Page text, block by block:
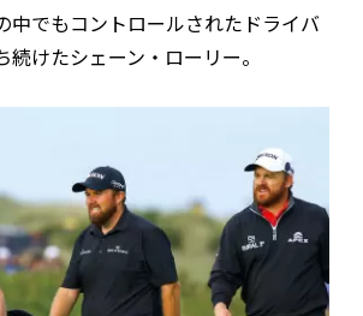
中でもコントロールされたドライバ
けたシェーン・ローリー。